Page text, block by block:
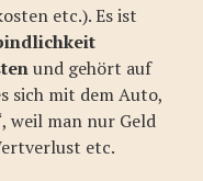
etc.). Es ist
und gehört auf
sich mit dem Auto,
weil man nur Geld
etc.